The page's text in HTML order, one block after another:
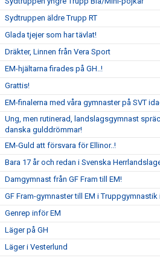
Sydtruppen äldre Trupp RT
Glada tjejer som har tävlat!
Dräkter, Linnen från Vera Sport
EM-hjältarna firades på GH..!
Grattis!
EM-finalerna med våra gymnaster på SVT
Ung, men rutinerad, landslagsgymnast
danska gulddrömmar!
EM-Guld att försvara för Ellinor..!
Bara 17 år och redan i Svenska
Damgymnast från GF Fram till EM!
GF Fram-gymnaster till EM i Truppgymnastik
Genrep inför EM
Läger på GH
Läger i Vesterlund